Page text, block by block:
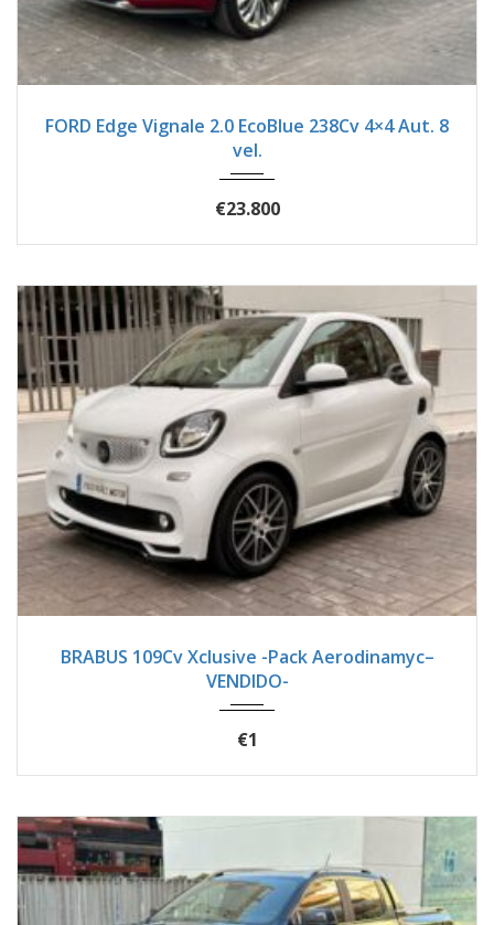
FORD Edge Vignale 2.0 EcoBlue 238Cv 4×4 Aut. 8
vel.
€23.800
BRABUS 109Cv Xclusive -Pack Aerodinamyc–
VENDIDO-
€1